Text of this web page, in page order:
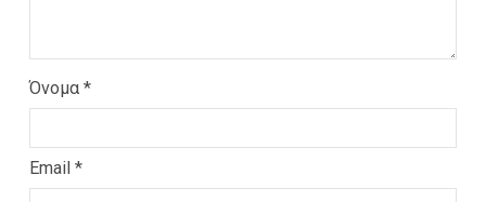
Όνομα *
Email *